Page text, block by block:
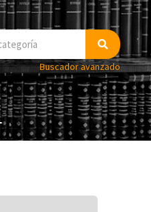
Buscador avanzado